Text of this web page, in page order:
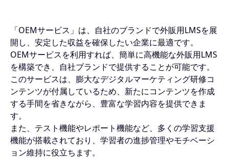
「OEMサービス」は、自社のブランドで外販用LMSを展
開し、安定した収益を確保したい企業に最適です。
OEMサービスを利用すれば、簡単に高機能な外販用LMS
を構築でき、自社ブランドで提供することが可能です。
このサービスは、膨大なデジタルマーケティング研修コ
ンテンツが付属しているため、新たにコンテンツを作成
する手間を省きながら、豊富な学習内容を提供できま
す。
また、テスト機能やレポート機能など、多くの学習支援
機能が搭載されており、学習者の進捗管理やモチベーシ
ョン維持に役立ちます。